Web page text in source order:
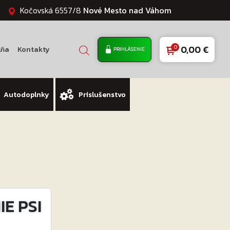
Kočovská 6557/8 Nové Mesto nad Váhom
Kontakty PRIHLÁSENIE 0,00€
Autodoplnky Príslušenstvo
PSI